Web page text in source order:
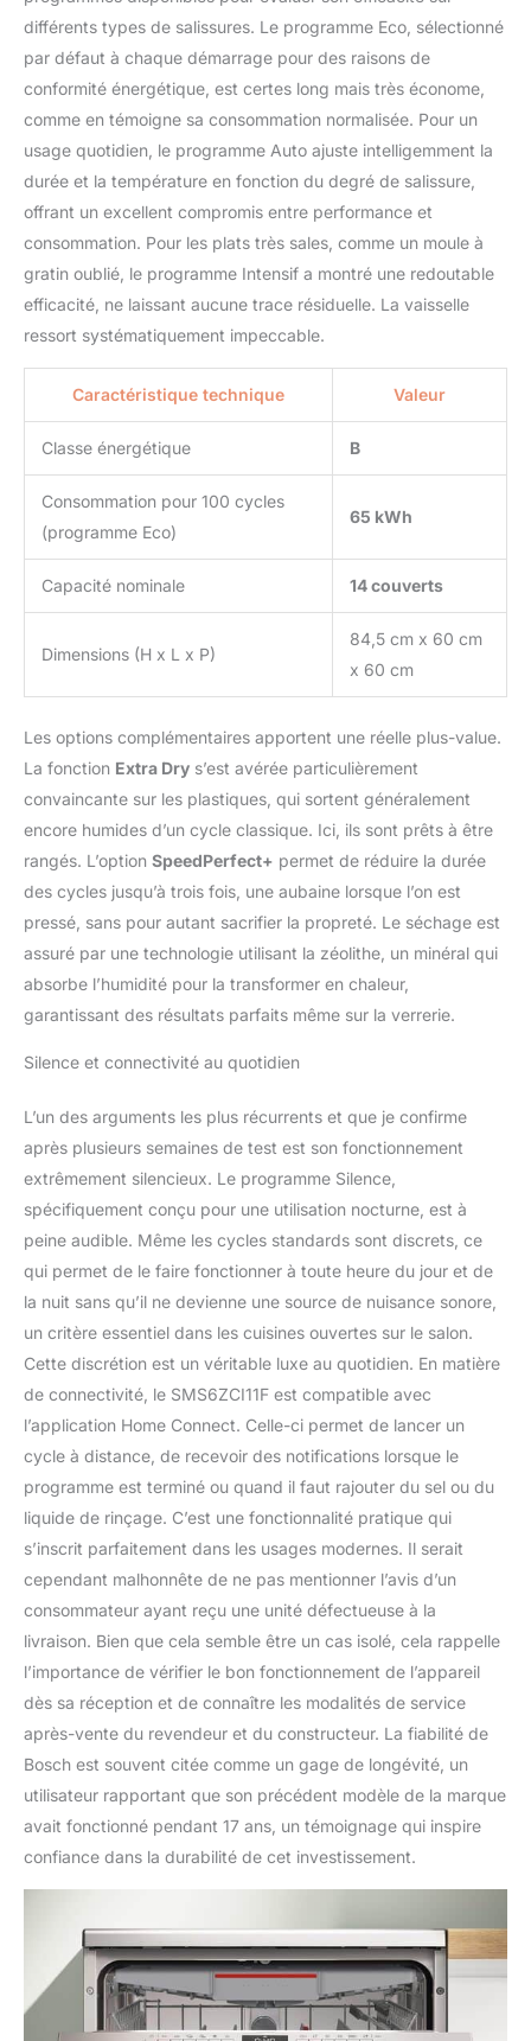
différents types de salissures. Le programme Eco, sélectionné
par défaut à chaque démarrage pour des raisons de
conformité énergétique, est certes long mais très économe,
comme en témoigne sa consommation normalisée. Pour un
usage quotidien, le programme Auto ajuste intelligemment la
durée et la température en fonction du degré de salissure,
offrant un excellent compromis entre performance et
consommation. Pour les plats très sales, comme un moule à
gratin oublié, le programme Intensif a montré une redoutable
efficacité, ne laissant aucune trace résiduelle. La vaisselle
ressort systématiquement impeccable.
Caractéristique technique Valeur
Classe énergétique B
Consommation pour 100 cycles
(programme Eco)
65 kWh
Capacité nominale 14 couverts
Dimensions (H x L x P)
84,5 cm x 60 cm
x 60 cm
Les options complémentaires apportent une réelle plus-value.
La fonction Extra Dry s’est avérée particulièrement
convaincante sur les plastiques, qui sortent généralement
encore humides d’un cycle classique. Ici, ils sont prêts à être
rangés. L’option SpeedPerfect+ permet de réduire la durée
des cycles jusqu’à trois fois, une aubaine lorsque l’on est
pressé, sans pour autant sacrifier la propreté. Le séchage est
assuré par une technologie utilisant la zéolithe, un minéral qui
absorbe l’humidité pour la transformer en chaleur,
garantissant des résultats parfaits même sur la verrerie.
Silence et connectivité au quotidien
L’un des arguments les plus récurrents et que je confirme
après plusieurs semaines de test est son fonctionnement
extrêmement silencieux. Le programme Silence,
spécifiquement conçu pour une utilisation nocturne, est à
peine audible. Même les cycles standards sont discrets, ce
qui permet de le faire fonctionner à toute heure du jour et de
la nuit sans qu’il ne devienne une source de nuisance sonore,
un critère essentiel dans les cuisines ouvertes sur le salon.
Cette discrétion est un véritable luxe au quotidien. En matière
de connectivité, le SMS6ZCI11F est compatible avec
l’application Home Connect. Celle-ci permet de lancer un
cycle à distance, de recevoir des notifications lorsque le
programme est terminé ou quand il faut rajouter du sel ou du
liquide de rinçage. C’est une fonctionnalité pratique qui
s’inscrit parfaitement dans les usages modernes. Il serait
cependant malhonnête de ne pas mentionner l’avis d’un
consommateur ayant reçu une unité défectueuse à la
livraison. Bien que cela semble être un cas isolé, cela rappelle
l’importance de vérifier le bon fonctionnement de l’appareil
dès sa réception et de connaître les modalités de service
après-vente du revendeur et du constructeur. La fiabilité de
Bosch est souvent citée comme un gage de longévité, un
utilisateur rapportant que son précédent modèle de la marque
avait fonctionné pendant 17 ans, un témoignage qui inspire
confiance dans la durabilité de cet investissement.